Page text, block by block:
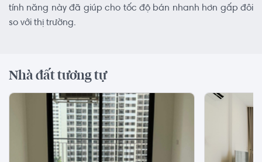
tính năng này đã giúp cho tốc độ bán nhanh hơn gấp đôi
so với thị trường.
Nhà đất tương tự